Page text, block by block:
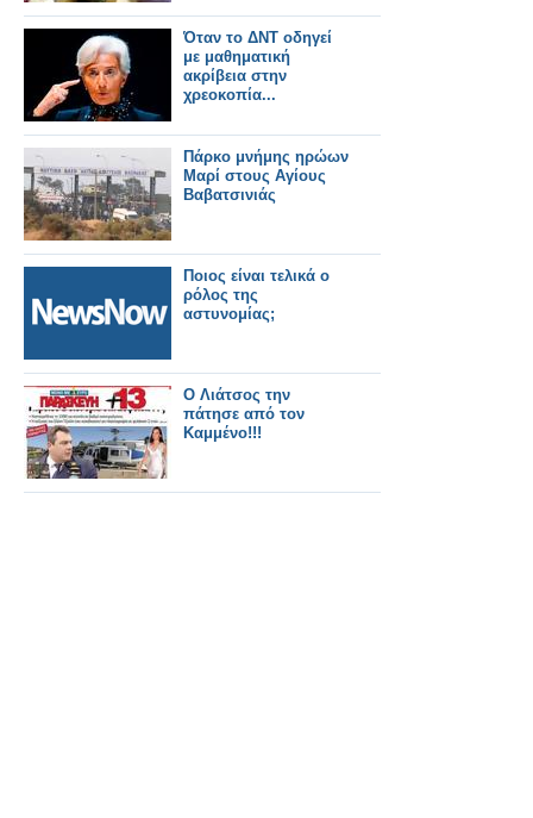
Όταν το ΔΝΤ οδηγεί
με μαθηματική
ακρίβεια στην
χρεοκοπία...
Πάρκο μνήμης ηρώων
Μαρί στους Αγίους
Βαβατσινιάς
Ποιος είναι τελικά ο
ρόλος της
αστυνομίας;
Ο Λιάτσος την
πάτησε από τον
Καμμένο!!!